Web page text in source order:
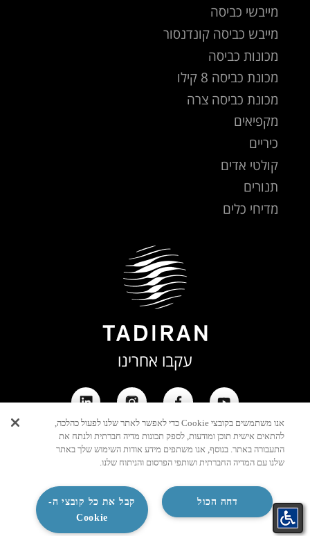
מייבשי כביסה
מייבש כביסה קונדנסור
מכונות כביסה
מכונת כביסה 8 קילו
מכונת כביסה צרה
מקפיאים
כיריים
קולטי אדים
תנורים
מדיחי כלים
עקבו אחרינו
אנו משתמשים בקובצי Cookie כדי לאפשר לאתר שלנו לפעול כהלכה,
להתאים אישית תוכן ומודעות, לספק תכונות מדיה חברתית ולנתח את
התעבורה באתר. בנוסף, אנו משתפים מידע אודות השימוש שלך באתר
שלנו עם המדיה החברתית ושותפי הפרסום והניתוח שלנו.
קבל את כל קובצי ה-
Cookie
דחה הכול